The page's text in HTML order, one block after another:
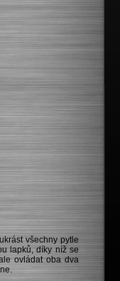
všechny pytle
lapků, díky níž se
ovládat oba dva